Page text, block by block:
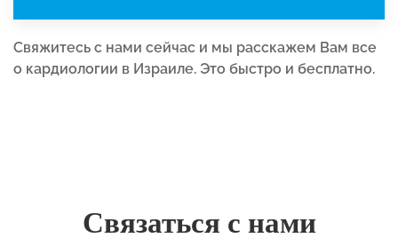
Свяжитесь с нами сейчас и мы расскажем Вам все
о кардиологии в Израиле. Это быстро и бесплатно.
Связаться с нами